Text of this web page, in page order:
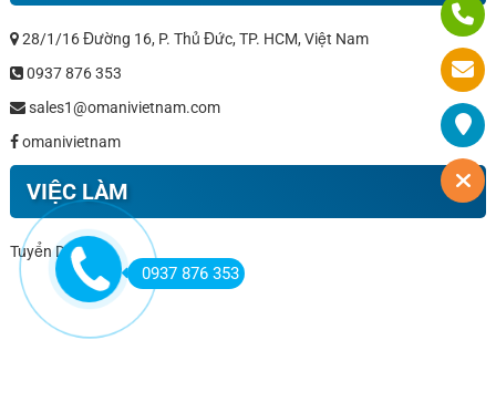
28/1/16 Đường 16, P. Thủ Đức, TP. HCM, Việt Nam
0937 876 353
sales1@omanivietnam.com
omanivietnam
VIỆC LÀM
Tuyển Dụng
0937 876 353